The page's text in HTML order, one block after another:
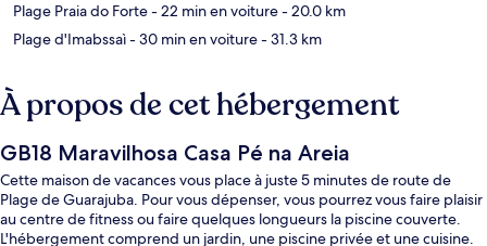
Plage Praia do Forte- 22 min en voiture- 20.0 km
Plage d'Imabssaì- 30 min en voiture- 31.3 km
À propos de cet hébergement
GB18 Maravilhosa Casa Pé na Areia
Cette maison de vacances vous place à juste 5 minutes de route de
Plage de Guarajuba. Pour vous dépenser, vous pourrez vous faire plaisir
au centre de fitness ou faire quelques longueurs la piscine couverte.
L'hébergement comprend un jardin, une piscine privée et une cuisine.